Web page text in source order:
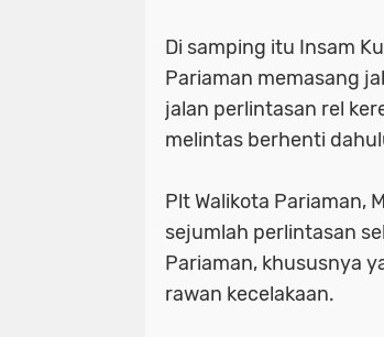
Di samping itu Insam
Pariaman memasang
jalan perlintasan rel
melintas berhenti
Plt Walikota Pariaman,
sejumlah perlintasan
Pariaman, khususnya
rawan kecelakaan.